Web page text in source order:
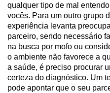
qualquer tipo de mal
vocês. Para um outro grupo
experiência levanta
parceiro, sendo necessário
na busca por mofo ou
o ambiente não favorece a
a saúde, é preciso procurar
certeza do diagnóstico. Um
pode apontar que o seu